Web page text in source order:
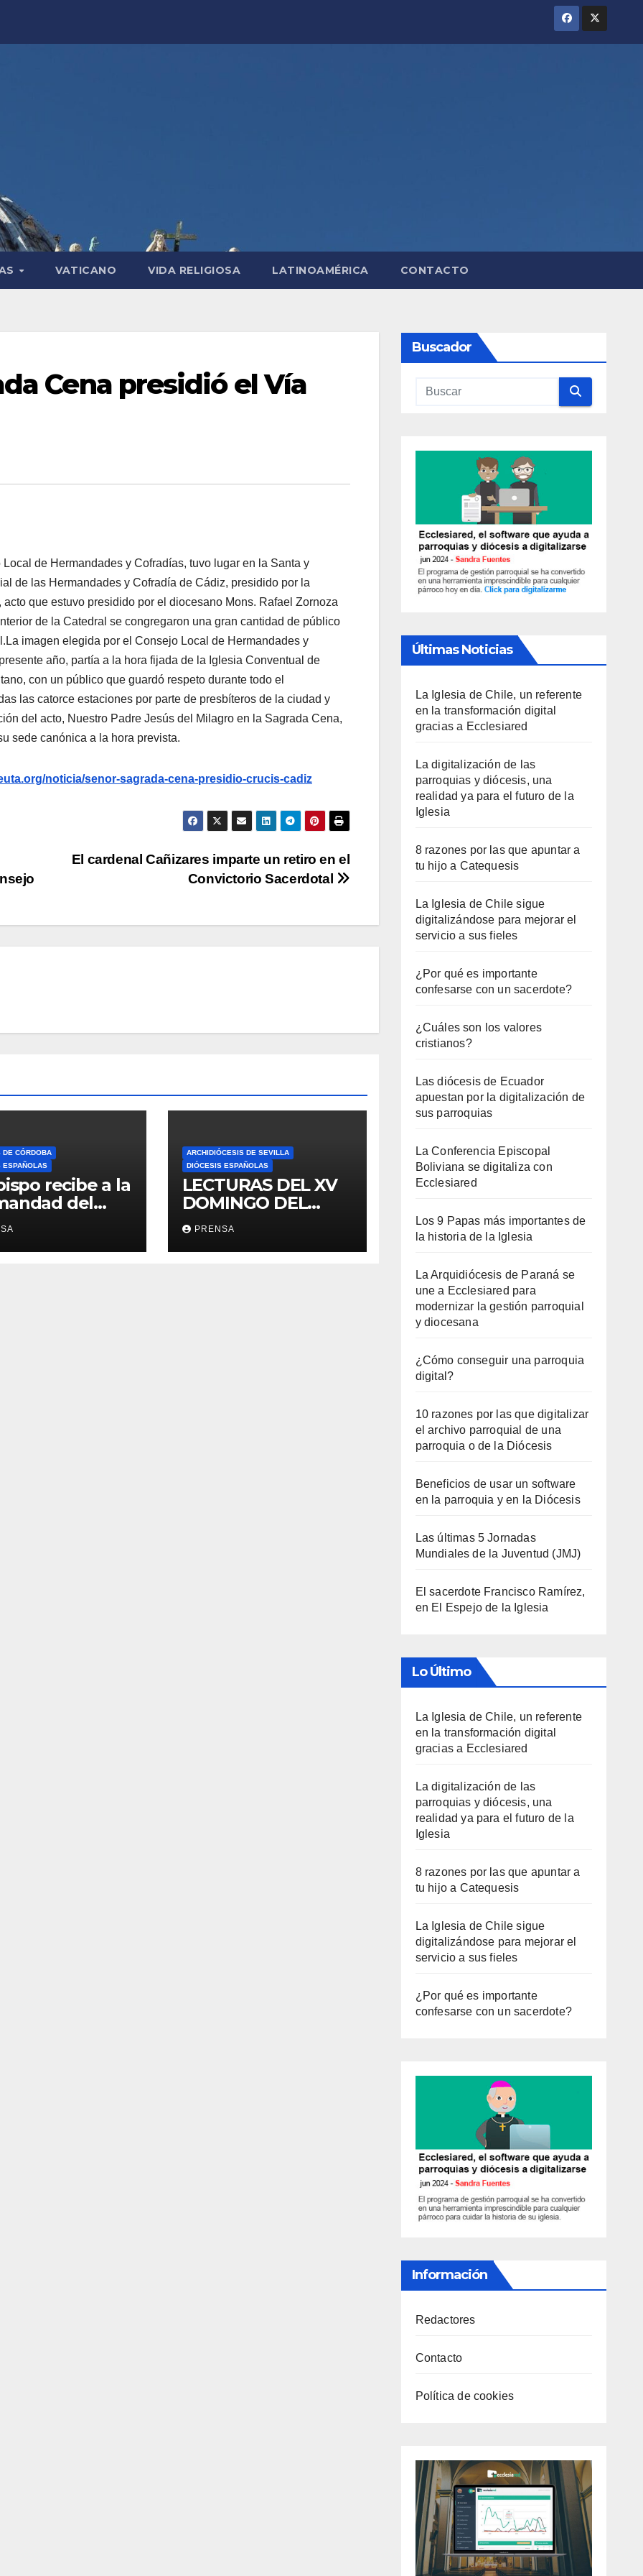
VATICANO VIDA RELIGIOSA LATINOAMÉRICA CONTACTO
Cena presidió el Vía
de Hermandades y Cofradías, tuvo lugar en la Santa y
de las Hermandades y Cofradía de Cádiz, presidido por la
que estuvo presidido por el diocesano Mons. Rafael Zornoza
de la Catedral se congregaron una gran cantidad de público
imagen elegida por el Consejo Local de Hermandades y
año, partía a la hora fijada de la Iglesia Conventual de
con un público que guardó respeto durante todo el
las catorce estaciones por parte de presbíteros de la ciudad y
del acto, Nuestro Padre Jesús del Milagro en la Sagrada Cena,
sede canónica a la hora prevista.
noticia/senor-sagrada-cena-presidio-crucis-cadiz
El cardenal Cañizares imparte un retiro en el
Convictorio Sacerdotal
DE CÓRDOBA
ESPAÑOLAS
recibe a la
del
ARCHIDIÓCESIS DE SEVILLA
DIÓCESIS ESPAÑOLAS
LECTURAS DEL XV
DOMINGO DEL
TIEMPO
ORDINARIO (A)
PRENSA
Buscador
Últimas Noticias
La Iglesia de Chile, un referente
en la transformación digital
gracias a Ecclesiared
La digitalización de las
parroquias y diócesis, una
realidad ya para el futuro de la
Iglesia
8 razones por las que apuntar a
tu hijo a Catequesis
La Iglesia de Chile sigue
digitalizándose para mejorar el
servicio a sus fieles
¿Por qué es importante
confesarse con un sacerdote?
¿Cuáles son los valores
cristianos?
Las diócesis de Ecuador
apuestan por la digitalización de
sus parroquias
La Conferencia Episcopal
Boliviana se digitaliza con
Ecclesiared
Los 9 Papas más importantes de
la historia de la Iglesia
La Arquidiócesis de Paraná se
une a Ecclesiared para
modernizar la gestión parroquial
y diocesana
¿Cómo conseguir una parroquia
digital?
10 razones por las que digitalizar
el archivo parroquial de una
parroquia o de la Diócesis
Beneficios de usar un software
en la parroquia y en la Diócesis
Las últimas 5 Jornadas
Mundiales de la Juventud (JMJ)
El sacerdote Francisco Ramírez,
en El Espejo de la Iglesia
Lo Último
La Iglesia de Chile, un referente
en la transformación digital
gracias a Ecclesiared
La digitalización de las
parroquias y diócesis, una
realidad ya para el futuro de la
Iglesia
8 razones por las que apuntar a
tu hijo a Catequesis
La Iglesia de Chile sigue
digitalizándose para mejorar el
servicio a sus fieles
¿Por qué es importante
confesarse con un sacerdote?
Información
Redactores
Contacto
Política de cookies